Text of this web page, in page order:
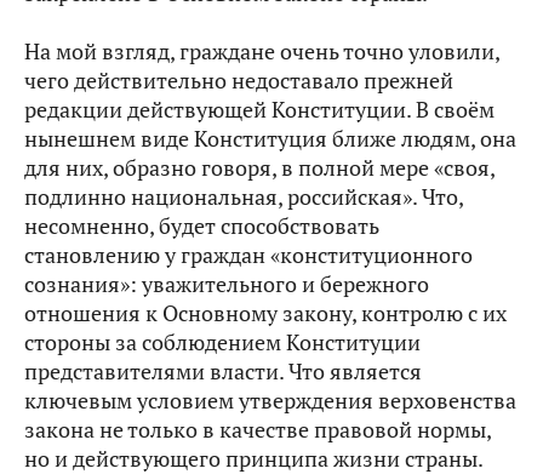
На мой взгляд, граждане очень точно уловили,
чего действительно недоставало прежней
редакции действующей Конституции. В своём
нынешнем виде Конституция ближе людям, она
для них, образно говоря, в полной мере «своя,
подлинно национальная, российская». Что,
несомненно, будет способствовать
становлению у граждан «конституционного
сознания»: уважительного и бережного
отношения к Основному закону, контролю с их
стороны за соблюдением Конституции
представителями власти. Что является
ключевым условием утверждения верховенства
закона не только в качестве правовой нормы,
но и действующего принципа жизни страны.